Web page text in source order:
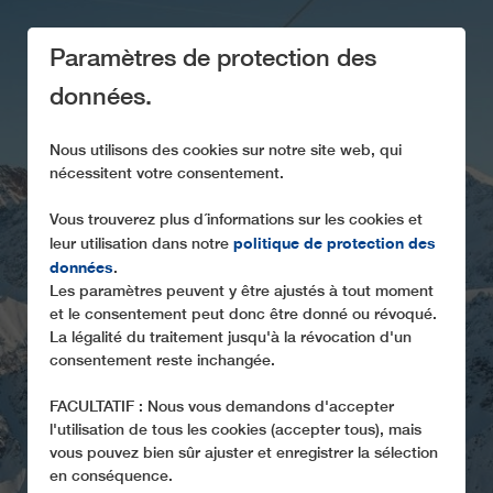
LE DÉVELOPPEMENT
DURABLE CHEZ
LEITNER
Des solutions de haute technologie pour une
exploitation durable des téléphériques
Paramètres de protection des
données.
Nous utilisons des cookies sur notre site web, qui
nécessitent votre consentement.
Vous trouverez plus d´informations sur les cookies et
leur utilisation dans notre politique de protection des
données.
Les paramètres peuvent y être ajustés à tout moment
et le consentement peut donc être donné ou révoqué.
La légalité du traitement jusqu'à la révocation d'un
consentement reste inchangée.
FACULTATIF : Nous vous demandons d'accepter
l'utilisation de tous les cookies (accepter tous), mais
vous pouvez bien sûr ajuster et enregistrer la sélection
en conséquence.